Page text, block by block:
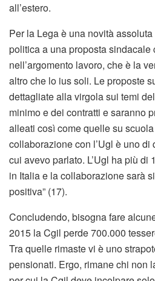
all’estero.
Per la Lega è una novità
politica a una proposta sindacale
nell’argomento lavoro, che è la
altro che lo ius soli. Le proposte
dettagliate alla virgola sui temi
minimo e dei contratti e saranno
alleati così come quelle su
collaborazione con l’Ugl è uno
cui avevo parlato. L’Ugl ha più di
in Italia e la collaborazione sarà
positiva” (17).
Concludendo, bisogna fare
2015 la Cgil perde 700.000
Tra quelle rimaste vi è uno
pensionati. Ergo, rimane chi non